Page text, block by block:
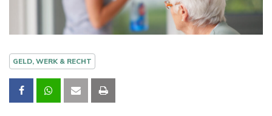
GELD, WERK & RECHT